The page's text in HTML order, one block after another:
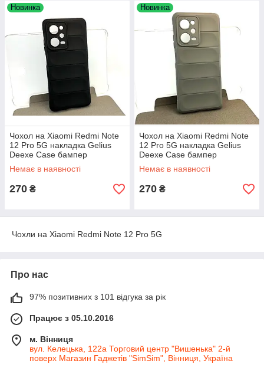
Новинка
Чохол на Xiaomi Redmi Note
12 Pro 5G накладка Gelius
Deexe Case бампер
силіконовий чорний
Немає в наявності
270 ₴
Новинка
Чохол на Xiaomi Redmi Note
12 Pro 5G накладка Gelius
Deexe Case бампер
силіконовий сірий
Немає в наявності
270 ₴
Чохли на Xiaomi Redmi Note 12 Pro 5G
Про нас
97% позитивних з 101 відгука за рік
Працює з 05.10.2016
м. Вінниця
вул. Келецька, 122а Торговий центр "Вишенька" 2-й
поверх Магазин Гаджетів "SimSim", Вінниця, Україна